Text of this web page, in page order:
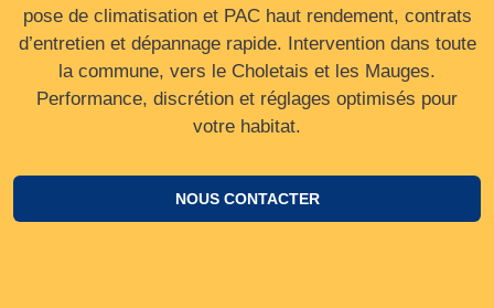
pose de climatisation et PAC haut rendement, contrats
d’entretien et dépannage rapide. Intervention dans toute
la commune, vers le Choletais et les Mauges.
Performance, discrétion et réglages optimisés pour
votre habitat.
NOUS CONTACTER